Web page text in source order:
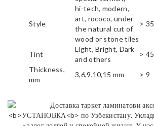
Style
hi-tech, modern,
art, rococo, under
the natural cut of
wood or stone tiles
> 35
Tint
Light, Bright, Dark
and others
> 45
Thickness,
mm
3,6,9,10,15 mm > 9